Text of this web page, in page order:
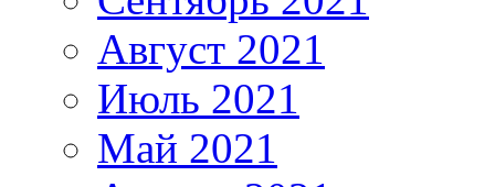
Август 2021
Июль 2021
Май 2021